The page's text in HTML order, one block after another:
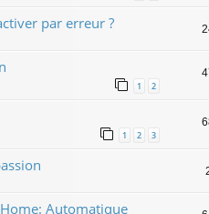
par erreur ?
1 2
1 2 3
Automatique